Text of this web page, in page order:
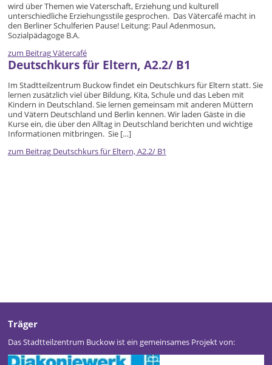
wird über Themen wie Vaterschaft, Erziehung und kulturell
unterschiedliche Erziehungsstile gesprochen. Das Vätercafé macht in
den Berliner Schulferien Pause! Leitung: Paul Adenmosun,
Sozialpädagoge B.A.
zum BeitragVätercafé
Deutschkurs für Eltern, A2.2/ B1
Im Stadtteilzentrum Buckow findet ein Deutschkurs für Eltern statt. Sie
lernen zusätzlich viel über Bildung, Kita, Schule und das Leben mit
Kindern in Deutschland. Sie lernen gemeinsam mit anderen Müttern
und Vätern Deutschland und Berlin kennen. Wir laden Gäste in die
Kurse ein, die über den Alltag in Deutschland berichten und wichtige
Informationen mitbringen. Sie […]
zum Beitrag Deutschkurs für Eltern, A2.2/ B1
Träger
Das Stadtteilzentrum Buckow ist ein gemeinsames Projekt von: